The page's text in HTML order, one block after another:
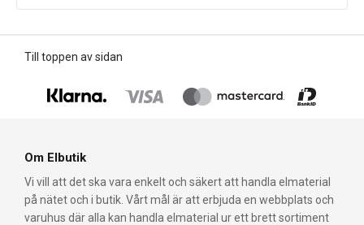
Till toppen av sidan
Om Elbutik
Vi vill att det ska vara enkelt och säkert att handla elmaterial
på nätet och i butik. Vårt mål är att erbjuda en webbplats och
varuhus där alla kan handla elmaterial ur ett brett sortiment